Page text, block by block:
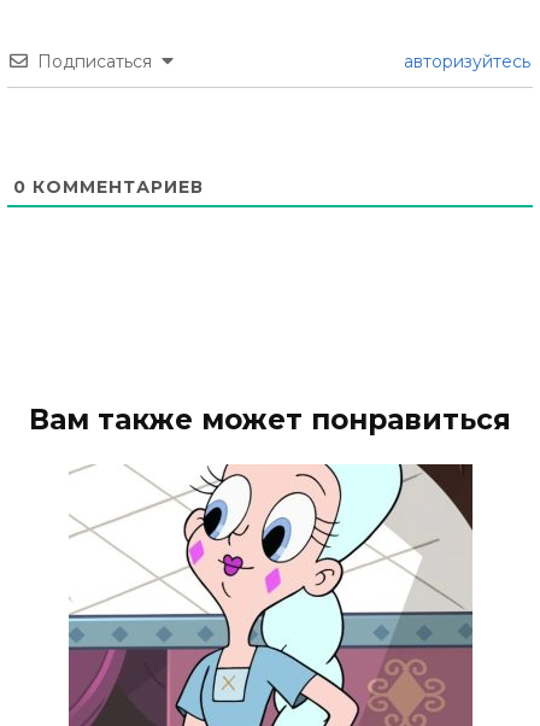
Подписаться авторизуйтесь
0 КОММЕНТАРИЕВ
Вам также может понравиться